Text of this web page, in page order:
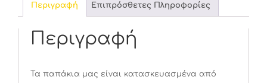
Περιγραφή Επιπρόσθετες Πληροφορίες
Περιγραφή
Τα παπάκια μας είναι κατασκευασμένα από